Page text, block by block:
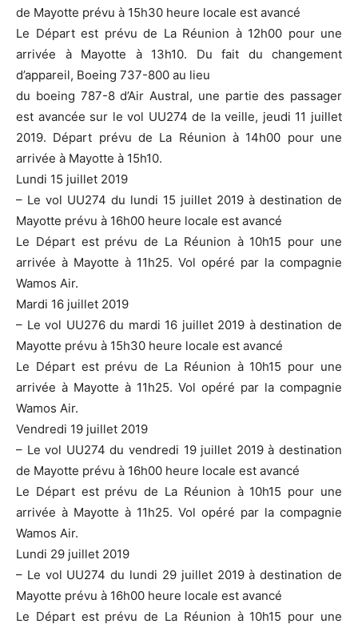
de Mayotte prévu à 15h30 heure locale est avancé
Le Départ est prévu de La Réunion à 12h00 pour une
arrivée à Mayotte à 13h10. Du fait du changement
d’appareil, Boeing 737-800 au lieu
du boeing 787-8 d’Air Austral, une partie des passager
est avancée sur le vol UU274 de la veille, jeudi 11 juillet
2019. Départ prévu de La Réunion à 14h00 pour une
arrivée à Mayotte à 15h10.
Lundi 15 juillet 2019
– Le vol UU274 du lundi 15 juillet 2019 à destination de
Mayotte prévu à 16h00 heure locale est avancé
Le Départ est prévu de La Réunion à 10h15 pour une
arrivée à Mayotte à 11h25. Vol opéré par la compagnie
Wamos Air.
Mardi 16 juillet 2019
– Le vol UU276 du mardi 16 juillet 2019 à destination de
Mayotte prévu à 15h30 heure locale est avancé
Le Départ est prévu de La Réunion à 10h15 pour une
arrivée à Mayotte à 11h25. Vol opéré par la compagnie
Wamos Air.
Vendredi 19 juillet 2019
– Le vol UU274 du vendredi 19 juillet 2019 à destination
de Mayotte prévu à 16h00 heure locale est avancé
Le Départ est prévu de La Réunion à 10h15 pour une
arrivée à Mayotte à 11h25. Vol opéré par la compagnie
Wamos Air.
Lundi 29 juillet 2019
– Le vol UU274 du lundi 29 juillet 2019 à destination de
Mayotte prévu à 16h00 heure locale est avancé
Le Départ est prévu de La Réunion à 10h15 pour une